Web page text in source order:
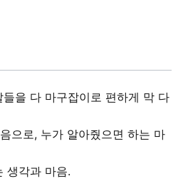
을 다 마구잡이로 편하게 막 다
으로, 누가 알아줬으면 하는 마
생각과 마음.